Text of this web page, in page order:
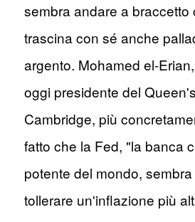
sembra andare a braccetto
trascina con sé anche
argento. Mohamed el-
oggi presidente del
Cambridge, più
fatto che la Fed, "la banca
potente del mondo,
tollerare un'inflazione più